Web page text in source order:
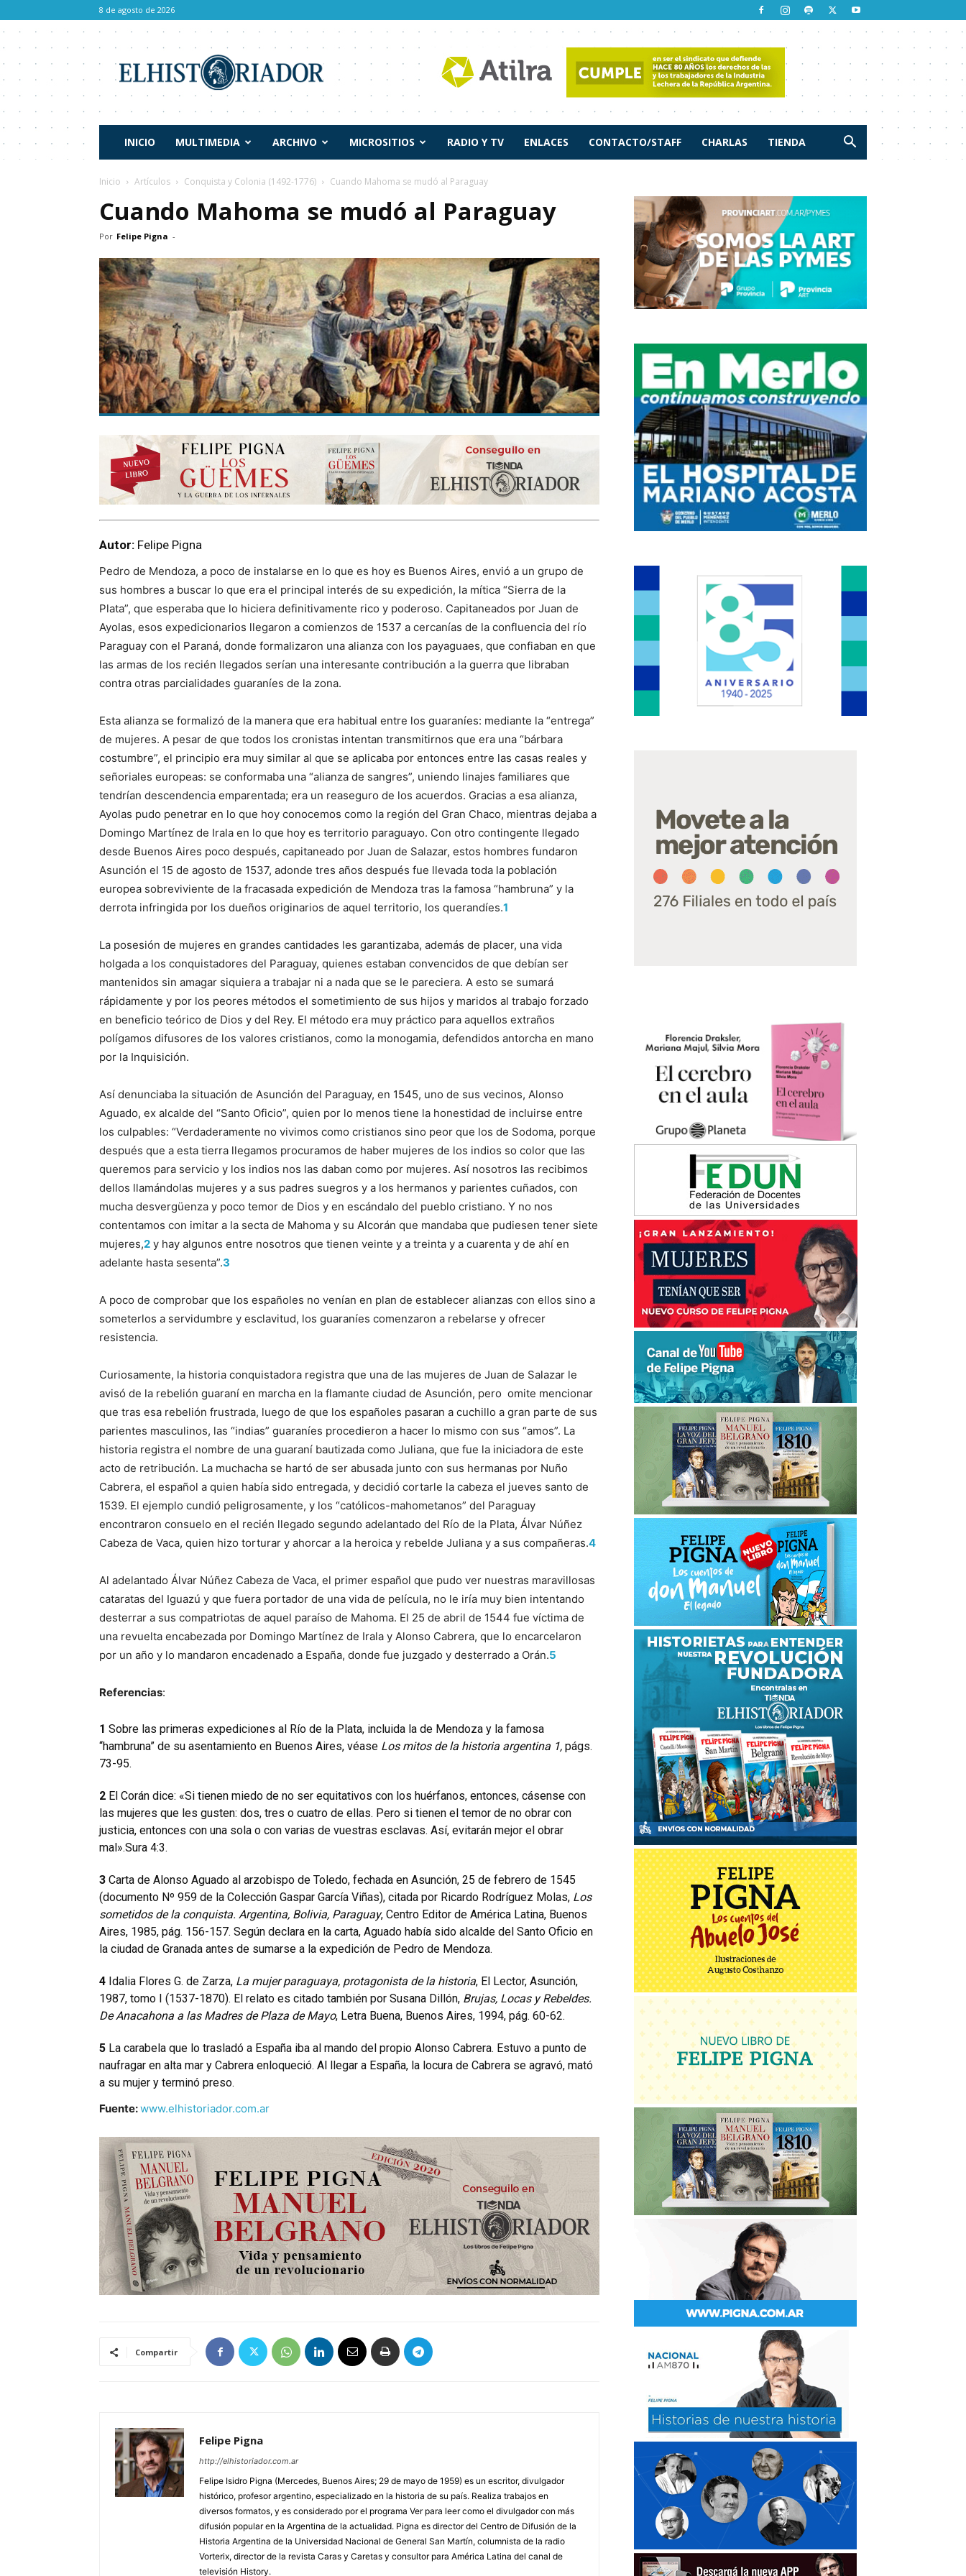
8 de agosto de 2026
Historiador
INICIO MULTIMEDIA ARCHIVO MICROSITIOS RADIO Y TV ENLACES CONTACTO/STAFF CHARLAS TIENDA
Inicio Artículos Conquista y Colonia (1492-1776) Cuando Mahoma se mudó al Paraguay
Cuando Mahoma se mudó al Paraguay
Por Felipe Pigna -
Autor: Felipe Pigna
Pedro de Mendoza, a poco de instalarse en lo que es hoy es Buenos Aires, envió a un grupo de
sus hombres a buscar lo que era el principal interés de su expedición, la mítica “Sierra de la
Plata”, que esperaba que lo hiciera definitivamente rico y poderoso. Capitaneados por Juan de
Ayolas, esos expedicionarios llegaron a comienzos de 1537 a cercanías de la confluencia del río
Paraguay con el Paraná, donde formalizaron una alianza con los payaguaes, que confiaban en que
las armas de los recién llegados serían una interesante contribución a la guerra que libraban
contra otras parcialidades guaraníes de la zona.
Esta alianza se formalizó de la manera que era habitual entre los guaraníes: mediante la “entrega”
de mujeres. A pesar de que todos los cronistas intentan transmitirnos que era una “bárbara
costumbre”, el principio era muy similar al que se aplicaba por entonces entre las casas reales y
señoriales europeas: se conformaba una “alianza de sangres”, uniendo linajes familiares que
tendrían descendencia emparentada; era un reaseguro de los acuerdos. Gracias a esa alianza,
Ayolas pudo penetrar en lo que hoy conocemos como la región del Gran Chaco, mientras dejaba a
Domingo Martínez de Irala en lo que hoy es territorio paraguayo. Con otro contingente llegado
desde Buenos Aires poco después, capitaneado por Juan de Salazar, estos hombres fundaron
Asunción el 15 de agosto de 1537, adonde tres años después fue llevada toda la población
europea sobreviviente de la fracasada expedición de Mendoza tras la famosa “hambruna” y la
derrota infringida por los dueños originarios de aquel territorio, los querandíes.1
La posesión de mujeres en grandes cantidades les garantizaba, además de placer, una vida
holgada a los conquistadores del Paraguay, quienes estaban convencidos de que debían ser
mantenidos sin amagar siquiera a trabajar ni a nada que se le pareciera. A esto se sumará
rápidamente y por los peores métodos el sometimiento de sus hijos y maridos al trabajo forzado
en beneficio teórico de Dios y del Rey. El método era muy práctico para aquellos extraños
polígamos difusores de los valores cristianos, como la monogamia, defendidos antorcha en mano
por la Inquisición.
Así denunciaba la situación de Asunción del Paraguay, en 1545, uno de sus vecinos, Alonso
Aguado, ex alcalde del “Santo Oficio”, quien por lo menos tiene la honestidad de incluirse entre
los culpables: “Verdaderamente no vivimos como cristianos sino peor que los de Sodoma, porque
después que a esta tierra llegamos procuramos de haber mujeres de los indios so color que las
queremos para servicio y los indios nos las daban como por mujeres. Así nosotros las recibimos
dellos llamándolas mujeres y a sus padres suegros y a los hermanos y parientes cuñados, con
mucha desvergüenza y poco temor de Dios y en escándalo del pueblo cristiano. Y no nos
contentamos con imitar a la secta de Mahoma y su Alcorán que mandaba que pudiesen tener siete
mujeres,2 y hay algunos entre nosotros que tienen veinte y a treinta y a cuarenta y de ahí en
adelante hasta sesenta”.3
A poco de comprobar que los españoles no venían en plan de establecer alianzas con ellos sino a
someterlos a servidumbre y esclavitud, los guaraníes comenzaron a rebelarse y ofrecer
resistencia.
Curiosamente, la historia conquistadora registra que una de las mujeres de Juan de Salazar le
avisó de la rebelión guaraní en marcha en la flamante ciudad de Asunción, pero omite mencionar
que tras esa rebelión frustrada, luego de que los españoles pasaran a cuchillo a gran parte de sus
parientes masculinos, las “indias” guaraníes procedieron a hacer lo mismo con sus “amos”. La
historia registra el nombre de una guaraní bautizada como Juliana, que fue la iniciadora de este
acto de retribución. La muchacha se hartó de ser abusada junto con sus hermanas por Nuño
Cabrera, el español a quien había sido entregada, y decidió cortarle la cabeza el jueves santo de
1539. El ejemplo cundió peligrosamente, y los “católicos-mahometanos” del Paraguay
encontraron consuelo en el recién llegado segundo adelantado del Río de la Plata, Álvar Núñez
Cabeza de Vaca, quien hizo torturar y ahorcar a la heroica y rebelde Juliana y a sus compañeras.4
Al adelantado Álvar Núñez Cabeza de Vaca, el primer español que pudo ver nuestras maravillosas
cataratas del Iguazú y que fuera portador de una vida de película, no le iría muy bien intentando
desterrar a sus compatriotas de aquel paraíso de Mahoma. El 25 de abril de 1544 fue víctima de
una revuelta encabezada por Domingo Martínez de Irala y Alonso Cabrera, que lo encarcelaron
por un año y lo mandaron encadenado a España, donde fue juzgado y desterrado a Orán.5
Referencias:
1 Sobre las primeras expediciones al Río de la Plata, incluida la de Mendoza y la famosa
“hambruna” de su asentamiento en Buenos Aires, véase Los mitos de la historia argentina 1, págs.
73-95.
2 El Corán dice: «Si tienen miedo de no ser equitativos con los huérfanos, entonces, cásense con
las mujeres que les gusten: dos, tres o cuatro de ellas. Pero si tienen el temor de no obrar con
justicia, entonces con una sola o con varias de vuestras esclavas. Así, evitarán mejor el obrar
mal».Sura 4:3.
3 Carta de Alonso Aguado al arzobispo de Toledo, fechada en Asunción, 25 de febrero de 1545
(documento Nº 959 de la Colección Gaspar García Viñas), citada por Ricardo Rodríguez Molas, Los
sometidos de la conquista. Argentina, Bolivia, Paraguay, Centro Editor de América Latina, Buenos
Aires, 1985, pág. 156-157. Según declara en la carta, Aguado había sido alcalde del Santo Oficio en
la ciudad de Granada antes de sumarse a la expedición de Pedro de Mendoza.
4 Idalia Flores G. de Zarza, La mujer paraguaya, protagonista de la historia, El Lector, Asunción,
1987, tomo I (1537-1870). El relato es citado también por Susana Dillón, Brujas, Locas y Rebeldes.
De Anacahona a las Madres de Plaza de Mayo, Letra Buena, Buenos Aires, 1994, pág. 60-62.
5 La carabela que lo trasladó a España iba al mando del propio Alonso Cabrera. Estuvo a punto de
naufragar en alta mar y Cabrera enloqueció. Al llegar a España, la locura de Cabrera se agravó, mató
a su mujer y terminó preso.
Fuente:www.elhistoriador.com.ar
Compartir
Felipe Pigna
http://elhistoriador.com.ar
Felipe Isidro Pigna (Mercedes, Buenos Aires; 29 de mayo de 1959) es un escritor, divulgador
histórico, profesor argentino, especializado en la historia de su país. Realiza trabajos en
diversos formatos, y es considerado por el programa Ver para leer como el divulgador con más
difusión popular en la Argentina de la actualidad. Pigna es director del Centro de Difusión de la
Historia Argentina de la Universidad Nacional de General San Martín, columnista de la radio
Vorterix, director de la revista Caras y Caretas y consultor para América Latina del canal de
televisión History.